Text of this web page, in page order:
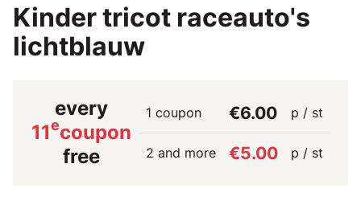
Kinder tricot raceauto's
lichtblauw
every
11ecoupon
free
1 coupon €6.00 p / st
2 and more €5.00 p / st